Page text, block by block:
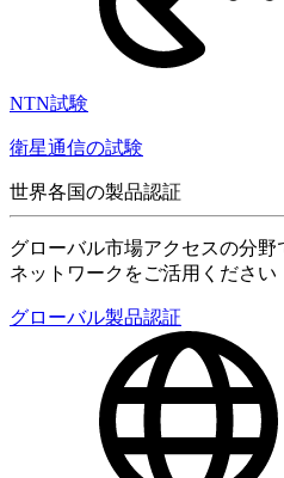
NTN試験
衛星通信の試験
世界各国の製品認証
グローバル市場アクセスの分
ネットワークをご活用ください
グローバル製品認証